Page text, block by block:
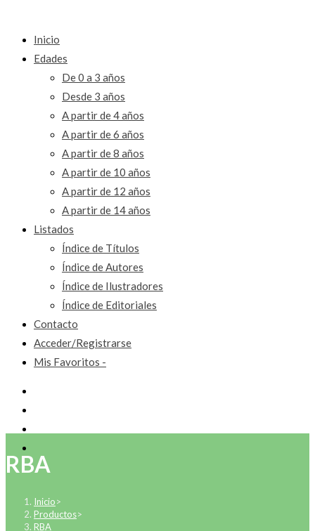
Inicio
Edades
De 0 a 3 años
Desde 3 años
A partir de 4 años
A partir de 6 años
A partir de 8 años
A partir de 10 años
A partir de 12 años
A partir de 14 años
Listados
Índice de Títulos
Índice de Autores
Índice de Ilustradores
Índice de Editoriales
Contacto
Acceder/Registrarse
Mis Favoritos -
RBA
Inicio>
Productos>
RBA